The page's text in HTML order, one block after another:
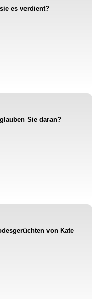
es verdient?
Sie daran?
von Kate